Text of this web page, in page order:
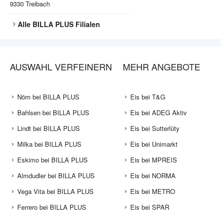
9330 Treibach
Alle BILLA PLUS Filialen
AUSWAHL VERFEINERN
Nöm bei BILLA PLUS
Bahlsen bei BILLA PLUS
Lindt bei BILLA PLUS
Milka bei BILLA PLUS
Eskimo bei BILLA PLUS
Almdudler bei BILLA PLUS
Vega Vita bei BILLA PLUS
Ferrero bei BILLA PLUS
MEHR ANGEBOTE
Eis bei T&G
Eis bei ADEG Aktiv
Eis bei Sutterlüty
Eis bei Unimarkt
Eis bei MPREIS
Eis bei NORMA
Eis bei METRO
Eis bei SPAR